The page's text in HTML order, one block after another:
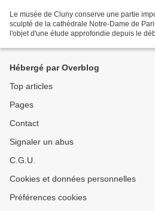
Le musée de Cluny conserve une partie
sculpté de la cathédrale Notre-Dame de
l'objet d'une étude approfondie depuis le
Hébergé par Overblog
Top articles
Pages
Contact
Signaler un abus
C.G.U.
Cookies et données personnelles
Préférences cookies